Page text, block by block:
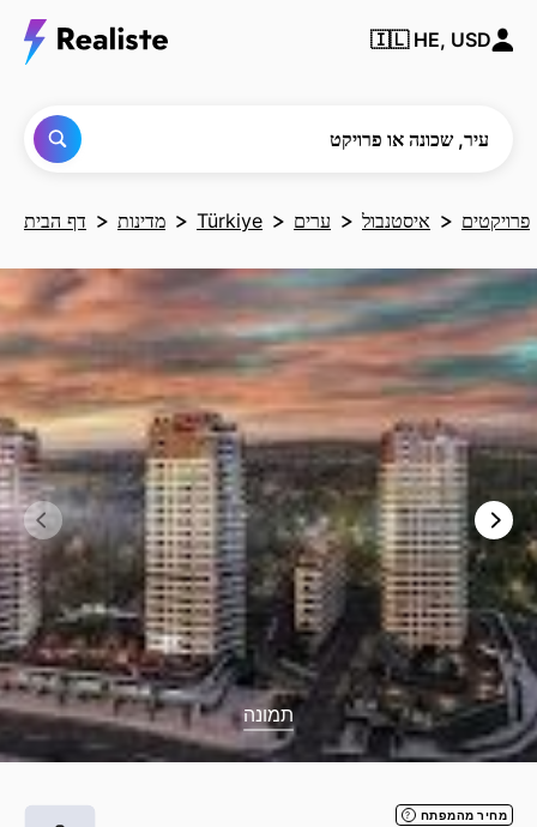
🇮🇱 HE, USD
עיר, שכונה או פרויקט
דף הבית מדינות Türkiye ערים איסטנבול פרויקטים
תמונה
מחיר מהמפתח ?